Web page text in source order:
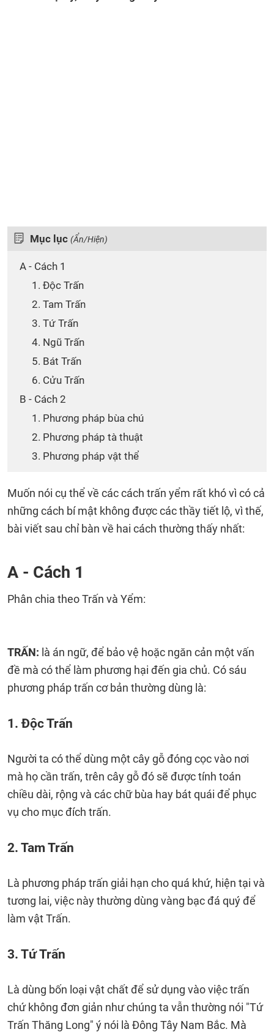
Mục lục (Ẩn/Hiện)
A - Cách 1
1. Độc Trấn
2. Tam Trấn
3. Tứ Trấn
4. Ngũ Trấn
5. Bát Trấn
6. Cửu Trấn
B - Cách 2
1. Phương pháp bùa chú
2. Phương pháp tà thuật
3. Phương pháp vật thể
Muốn nói cụ thể về các cách trấn yểm rất khó vì có cả
những cách bí mật không được các thầy tiết lộ, vì thế,
bài viết sau chỉ bàn về hai cách thường thấy nhất:
A - Cách 1
Phân chia theo Trấn và Yểm:
TRẤN: là án ngữ, để bảo vệ hoặc ngăn cản một vấn
đề mà có thể làm phương hại đến gia chủ. Có sáu
phương pháp trấn cơ bản thường dùng là:
1. Độc Trấn
Người ta có thể dùng một cây gỗ đóng cọc vào nơi
mà họ cần trấn, trên cây gỗ đó sẽ được tính toán
chiều dài, rộng và các chữ bùa hay bát quái để phục
vụ cho mục đích trấn.
2. Tam Trấn
Là phương pháp trấn giải hạn cho quá khứ, hiện tại và
tương lai, việc này thường dùng vàng bạc đá quý để
làm vật Trấn.
3. Tứ Trấn
Là dùng bốn loại vật chất để sử dụng vào việc trấn
chứ không đơn giản như chúng ta vẫn thường nói "Tứ
Trấn Thăng Long" ý nói là Đông Tây Nam Bắc. Mà